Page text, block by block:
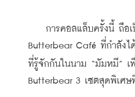
การคอลแล็บครั้งนี้ ถือเป็
Butterbear Café
ที่กำลังไ
ที่รู้จักกันในนาม “มัมหมี” เ
Butterbear 3 เซตสุดพิเศ